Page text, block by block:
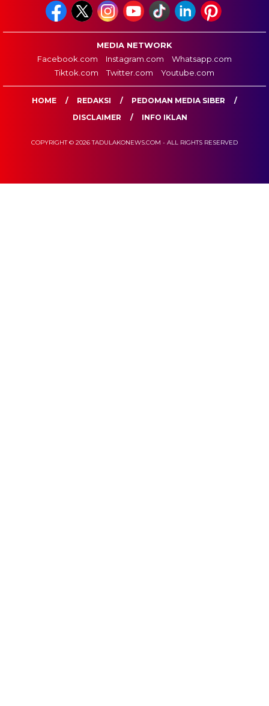
MEDIA NETWORK
Facebook.com
Instagram.com
Whatsapp.com
Tiktok.com
Twitter.com Youtube.com
HOME REDAKSI
PEDOMAN MEDIA SIBER
DISCLAIMER
INFO IKLAN
COPYRIGHT © 2026 TADULAKONEWS.COM - ALL RIGHTS RESERVED